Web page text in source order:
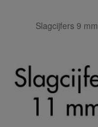
Slagcijfers 9 mm